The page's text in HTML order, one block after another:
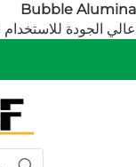
Bubble
الجودة للاستخدام